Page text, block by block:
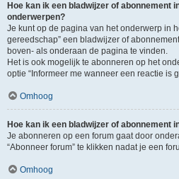
Hoe kan ik een bladwijzer of abonnement
onderwerpen?
Je kunt op de pagina van het onderwerp in
gereedschap” een bladwijzer of
boven- als onderaan de pagina te vinden.
Het is ook mogelijk te abonneren op het
optie “Informeer me wanneer een reactie is
Omhoog
Hoe kan ik een bladwijzer of abonnement
Je abonneren op een forum gaat door
“Abonneer forum” te klikken nadat je een
Omhoog